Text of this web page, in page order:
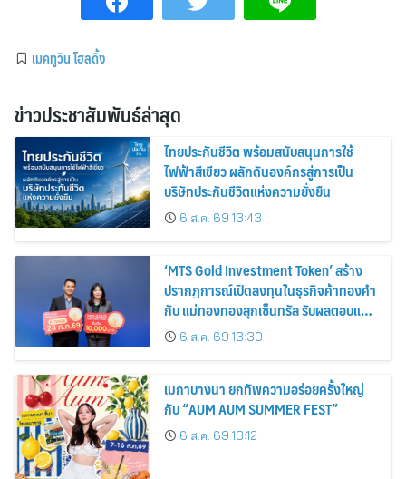
เมคทูวิน โฮลดิ้ง
ข่าวประชาสัมพันธ์ล่าสุด
ไทยประกันชีวิต พร้อมสนับสนุนการใช้
ไฟฟ้าสีเขียว ผลักดันองค์กรสู่การเป็น
บริษัทประกันชีวิตแห่งความยั่งยืน
6 ส.ค. 69 13:43
‘MTS Gold Investment Token’ สร้าง
ปรากฏการณ์เปิดลงทุนในธุรกิจค้าทองคำ
กับ แม่ทองทองสุกเซ็นทรัล รับผลตอบแทน
คงที่ 3% ต่อปี
6 ส.ค. 69 13:30
เมกาบางนา ยกทัพความอร่อยครั้งใหญ่
กับ “AUM AUM SUMMER FEST”
6 ส.ค. 69 13:12